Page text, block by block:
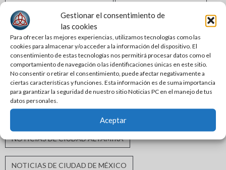
Gestionar el consentimiento de
las cookies
Para ofrecer las mejores experiencias, utilizamos tecnologías como las
cookies para almacenar y/o acceder a la información del dispositivo. El
consentimiento de estas tecnologías nos permitirá procesar datos como el
comportamiento de navegación o las identificaciones únicas en este sitio.
No consentir o retirar el consentimiento, puede afectar negativamente a
ciertas características y funciones. Esta información es de suma importancia
para garantizar la seguridad de nuestro sitio Noticias PC en el manejo de tus
datos personales.
Aceptar
GOBIERNO DE TAMAULIPAS GOBIERNO MUNICIPAL
GUARDIA ESTATAL INCLUSIÓN SOCIAL
INFRAESTRUCTURA HIDRÁULICA
INFRAESTRUCTURA URBANA MATAMOROS
MORENA MÓNICA VILLARREAL ANAYA
NOTICIAS DE CIUDAD ALTAMIRA
NOTICIAS DE CIUDAD DE MÉXICO